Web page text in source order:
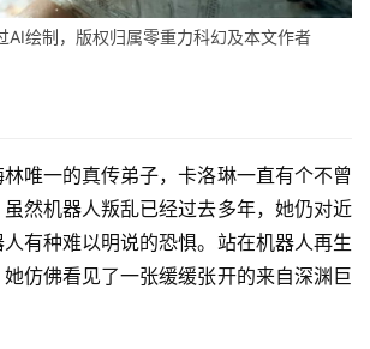
AI绘制，版权归属零重力科幻及本文作者
唯一的真传弟子，卡洛琳一直有个不曾
然机器人叛乱已经过去多年，她仍对近
有种难以明说的恐惧。站在机器人再生
仿佛看见了一张缓缓张开的来自深渊巨